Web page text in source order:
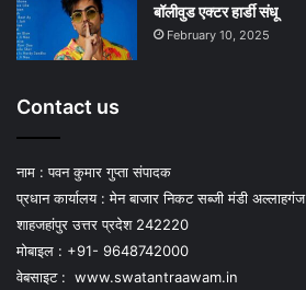
बॉलीवुड एक्टर हार्डी संधू
February 10, 2025
Contact us
नाम : पवन कुमार गुप्ता संपादक
प्रधान कार्यालय : मेन बाजार निकट सब्जी मंडी अल्लाहगंज
शाहजहांपुर उत्तर प्रदेश 242220
मोबाइल : +91- 9648742000
वेबसाइट : www.swatantraawam.in